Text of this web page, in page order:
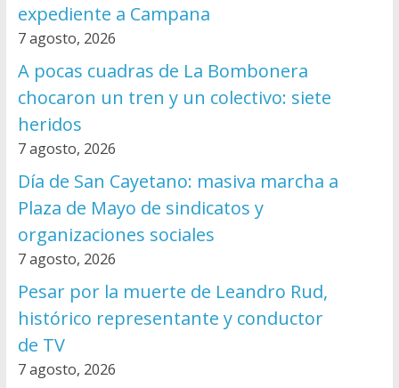
expediente a Campana
7 agosto, 2026
A pocas cuadras de La Bombonera
chocaron un tren y un colectivo: siete
heridos
7 agosto, 2026
Día de San Cayetano: masiva marcha a
Plaza de Mayo de sindicatos y
organizaciones sociales
7 agosto, 2026
Pesar por la muerte de Leandro Rud,
histórico representante y conductor
de TV
7 agosto, 2026